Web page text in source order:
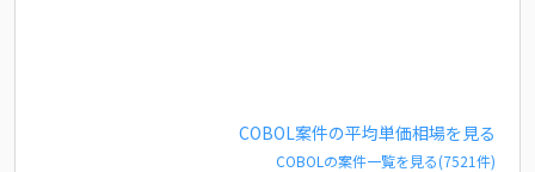
COBOL案件の平均単価相場を見る
COBOL の案件一覧を見る(7521件)